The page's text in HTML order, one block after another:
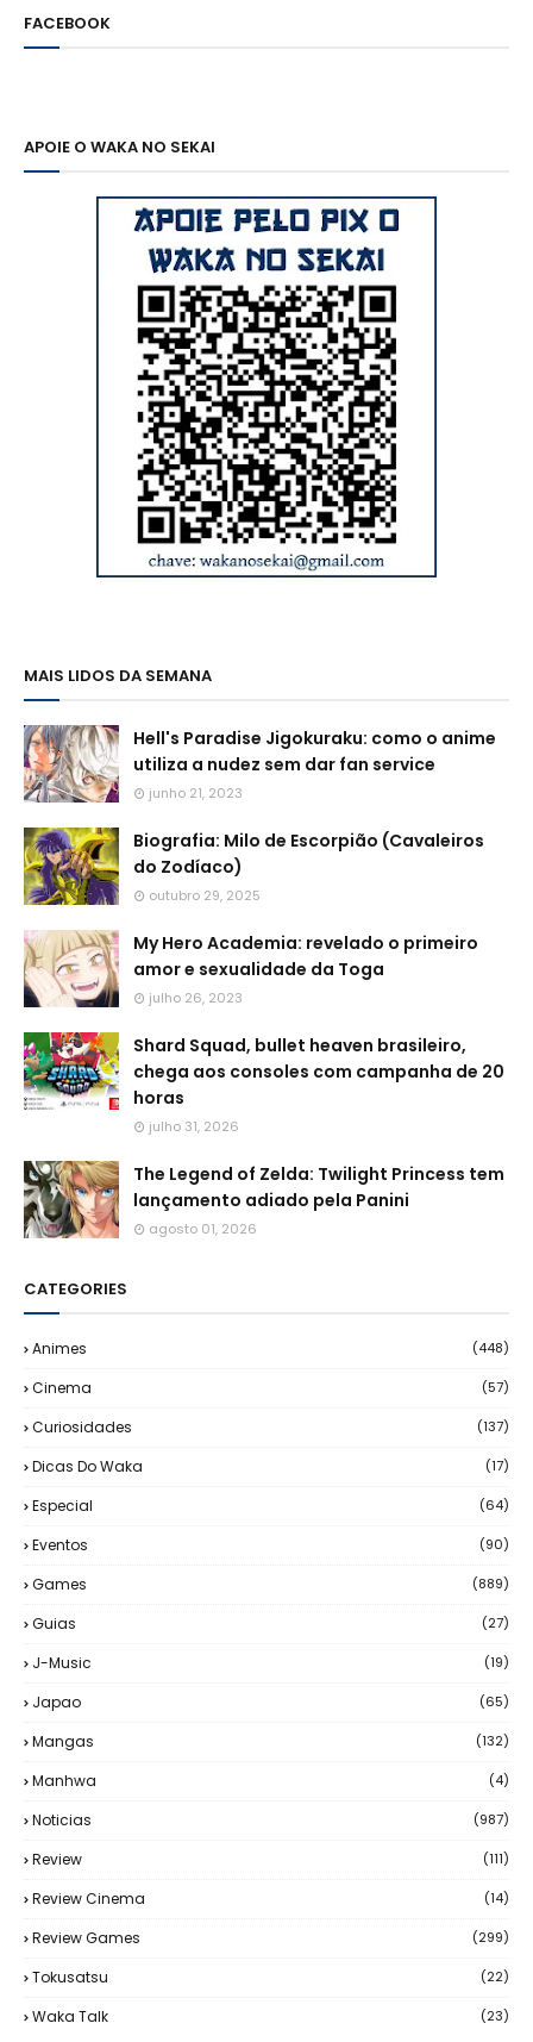
FACEBOOK
APOIE O WAKA NO SEKAI
MAIS LIDOS DA SEMANA
Hell's Paradise Jigokuraku: como o anime
utiliza a nudez sem dar fan service
junho 21, 2023
Biografia: Milo de Escorpião (Cavaleiros
do Zodíaco)
outubro 29, 2025
My Hero Academia: revelado o primeiro
amor e sexualidade da Toga
julho 26, 2023
Shard Squad, bullet heaven brasileiro,
chega aos consoles com campanha de 20
horas
julho 31, 2026
The Legend of Zelda: Twilight Princess tem
lançamento adiado pela Panini
agosto 01, 2026
CATEGORIES
Animes (448)
Cinema (57)
Curiosidades (137)
Dicas Do Waka (17)
Especial (64)
Eventos (90)
Games (889)
Guias (27)
J-Music (19)
Japao (65)
Mangas (132)
Manhwa (4)
Noticias (987)
Review (111)
Review Cinema (14)
Review Games (299)
Tokusatsu (22)
Waka Talk (23)